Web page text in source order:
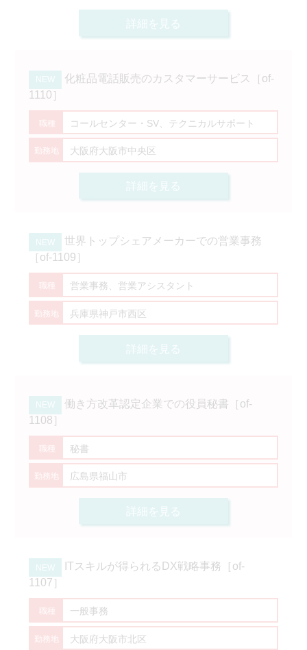
詳細を見る
化粧品電話販売のカスタマーサービス［of-
1110］
コールセンター・SV、テクニカルサポート
大阪府大阪市中央区
詳細を見る
世界トップシェアメーカーでの営業事務
［of-1109］
営業事務、営業アシスタント
兵庫県神戸市西区
詳細を見る
働き方改革認定企業での役員秘書［of-
1108］
秘書
広島県福山市
詳細を見る
ITスキルが得られるDX戦略事務［of-
1107］
一般事務
大阪府大阪市北区